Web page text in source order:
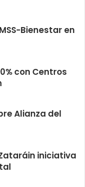
Bienestar en
con Centros
Alianza del
iniciativa